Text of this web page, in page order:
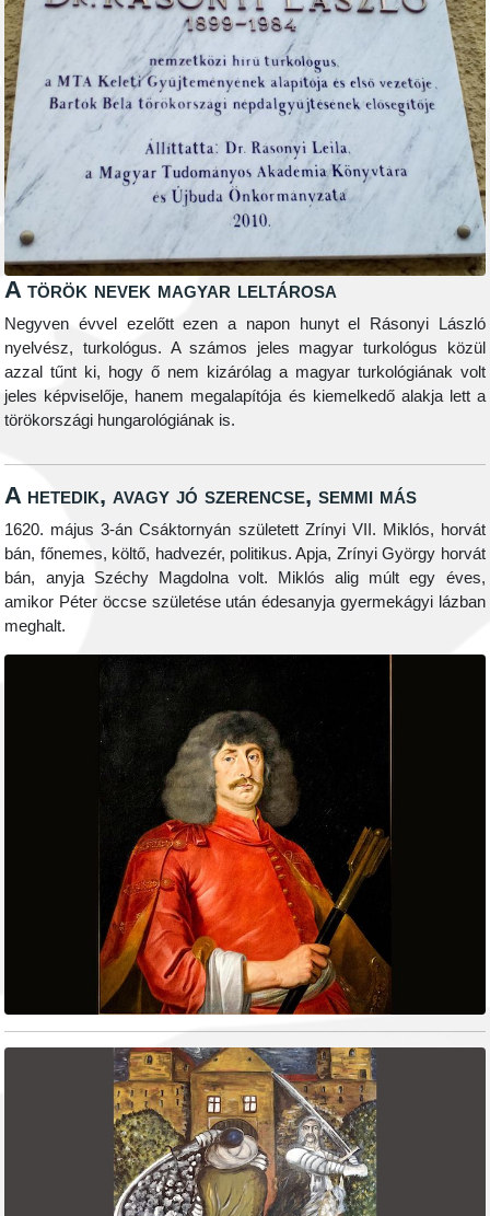
A török nevek magyar leltárosa
Negyven évvel ezelőtt ezen a napon hunyt el Rásonyi László
nyelvész, turkológus. A számos jeles magyar turkológus közül
azzal tűnt ki, hogy ő nem kizárólag a magyar turkológiának volt
jeles képviselője, hanem megalapítója és kiemelkedő alakja lett a
törökországi hungarológiának is.
A hetedik, avagy jó szerencse, semmi más
1620. május 3-án Csáktornyán született Zrínyi VII. Miklós, horvát
bán, főnemes, költő, hadvezér, politikus. Apja, Zrínyi György horvát
bán, anyja Széchy Magdolna volt. Miklós alig múlt egy éves,
amikor Péter öccse születése után édesanyja gyermekágyi lázban
meghalt.